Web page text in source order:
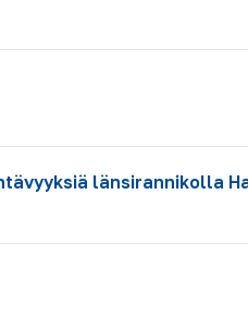
länsirannikolla